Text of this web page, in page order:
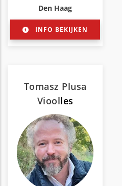
Den Haag
INFO BEKIJKEN
Tomasz Plusa
Vioolles